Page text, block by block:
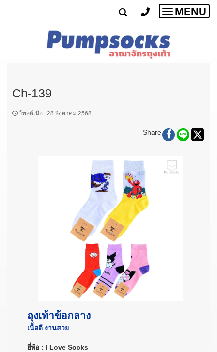
Toggle
MENU
Ch-139
โพสต์เมื่อ : 28 สิงหาคม 2568
Share
ถุงเท้าข้อกลาง
เนื้อดี งานสวย
ยี่ห้อ : I Love Socks